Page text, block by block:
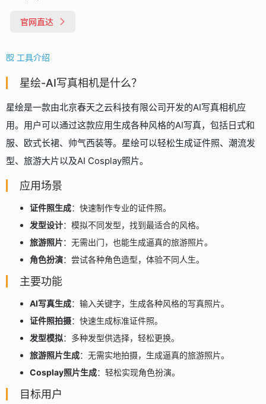
官网直达
工具介绍
星绘-AI写真相机是什么？
星绘是一款由北京春天之云科技有限公司开发的AI写真相机应
用。用户可以通过这款应用生成各种风格的AI写真，包括日式和
服、欧式长裙、帅气西装等。星绘可以轻松生成证件照、潮流发
型、旅游大片以及AI Cosplay照片。
应用场景
证件照生成：快速制作专业的证件照。
发型设计：模拟不同发型，找到最适合的风格。
旅游照片：无需出门，也能生成逼真的旅游照片。
角色扮演：尝试各种角色造型，体验不同人生。
主要功能
AI写真生成：输入关键字，生成各种风格的写真照片。
证件照拍摄：快速生成标准证件照。
发型模拟：多种发型供选择，轻松更换。
旅游照片生成：无需实地拍摄，生成逼真的旅游照片。
Cosplay照片生成：轻松实现角色扮演。
目标用户